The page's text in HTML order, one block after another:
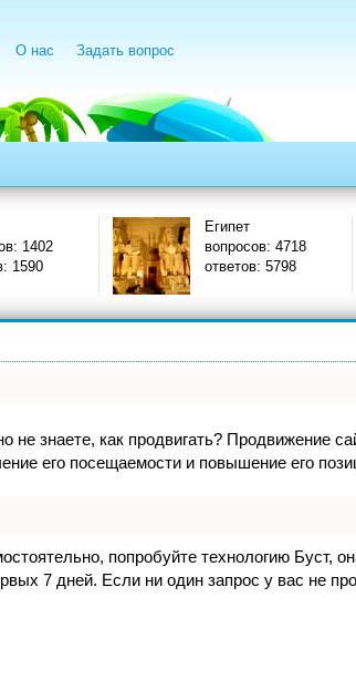
О нас Задать вопрос
Египет
вопросов: 4718
ответов: 5798
не знаете, как продвигать? Продвижение
его посещаемости и повышение его
попробуйте технологию Буст,
7 дней. Если ни один запрос у вас не